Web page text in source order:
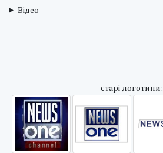
Відео
cтарі логотипи: